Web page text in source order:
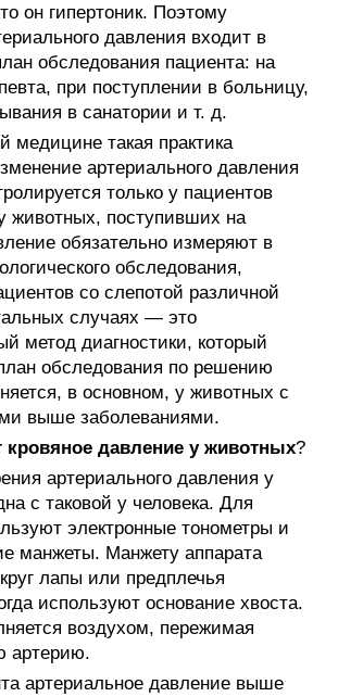
он гипертоник. Поэтому
давления входит в
обследования пациента: на
при поступлении в больницу,
в санатории и т. д.
медицине такая практика
артериального давления
только у пациентов
животных, поступивших на
обязательно измеряют в
обследования,
со слепотой различной
случаях — это
метод диагностики, который
обследования по решению
в основном, у животных с
выше заболеваниями.
кровяное давление у животных?
артериального давления у
с таковой у человека. Для
электронные тонометры и
манжеты. Манжету аппарата
лапы или предплечья
используют основание хвоста.
воздухом, пережимая
артерию.
артериальное давление выше